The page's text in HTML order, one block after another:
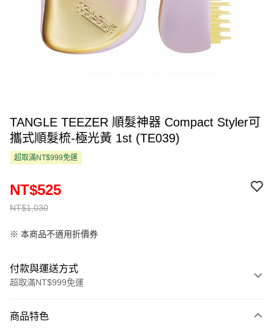
TANGLE TEEZER 順髮神器 Compact Styler可
攜式順髮梳-極光黃 1st (TE039)
超取滿NT$999免運
NT$1,030
NT$525
※ 本商品不適用折價券
付款與運送方式
超取滿NT$999免運
信用卡一次付款
商品特色